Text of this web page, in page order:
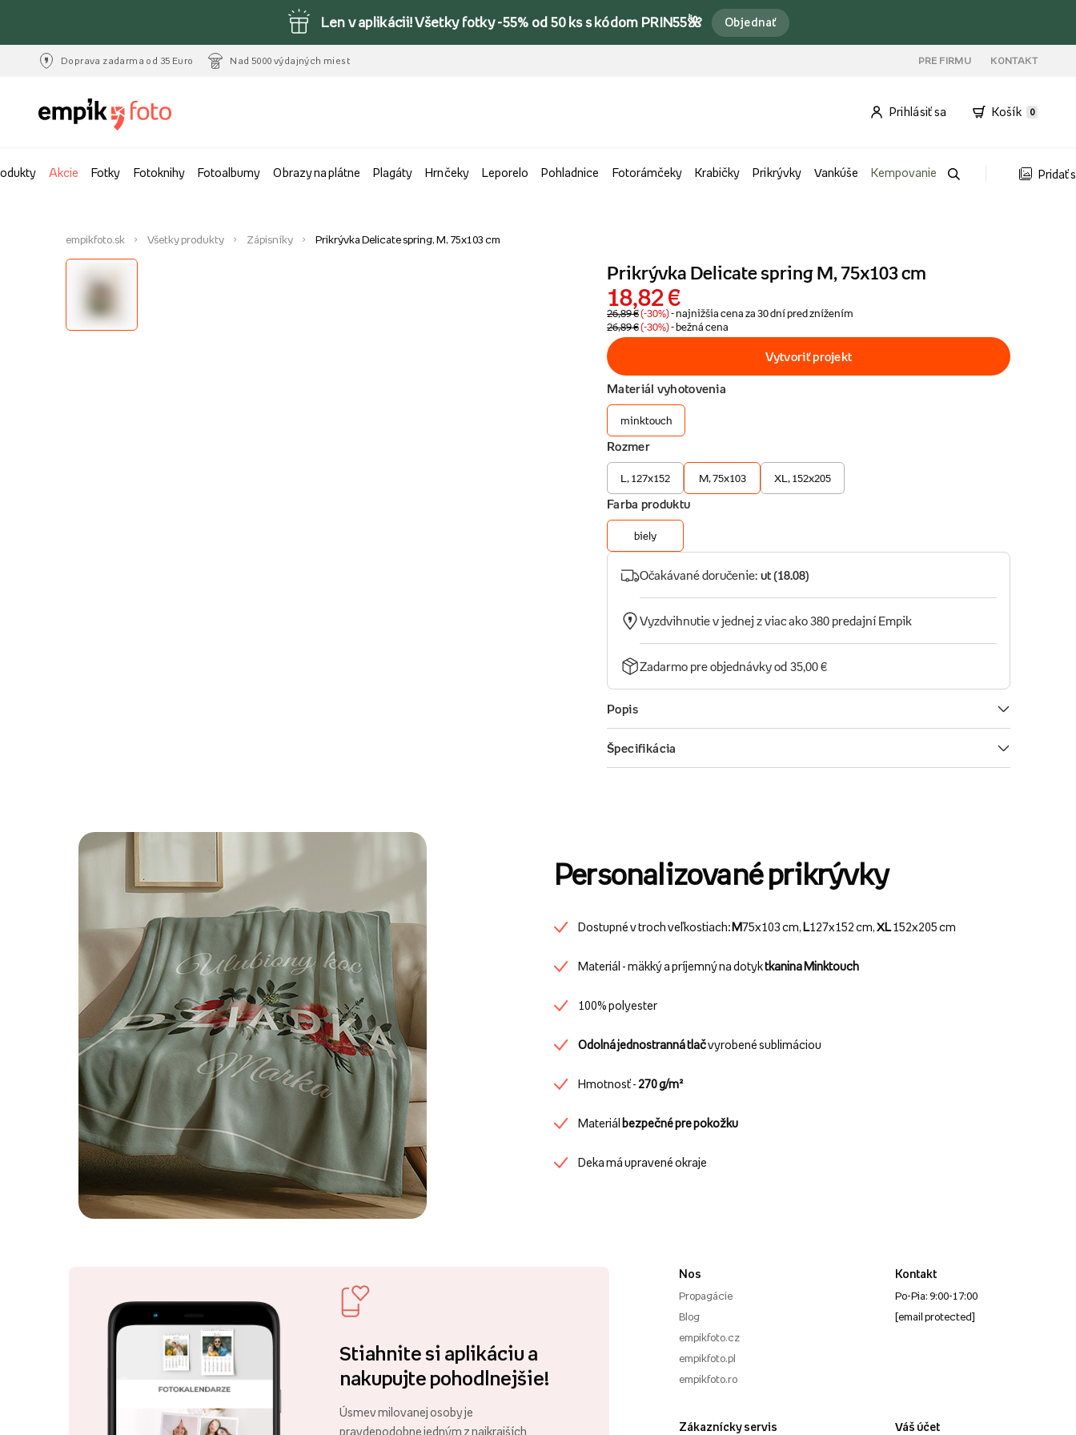
Len v aplikácii! Všetky fotky -55% od 50 ks s kódom PRIN55🌺 Objednať
Doprava zadarma od 35 Euro Nad 5000 výdajných miest PRE FIRMU KONTAKT
Prihlásiť sa Košík 0
Akcie Fotky Fotoknihy Fotoalbumy Obrazy na plátne Plagáty Hrnčeky Leporelo Pohladnice Fotorámčeky Krabičky Prikrývky Vankúše Kempovanie Pridať
empikfoto.sk Všetky produkty Zápisníky Prikrývka Delicate spring, M, 75x103 cm
Personalizované prikrývky
Dostupné v troch veľkostiach: M75x103 cm, L127x152 cm, XL152x205 cm
Materiál - mäkký a príjemný na dotyktkanina Minktouch
100% polyester
Odolná jednostranná tlačvyrobené sublimáciou
Hmotnosť - 270 g/m²
Materiál bezpečné pre pokožku
Deka má upravené okraje
Stiahnite si aplikáciu a
nakupujte pohodlnejšie!
Úsmev milovanej osoby je
pravdepodobne jedným z najkrajších
Nos
Propagácie
Blog
empikfoto.cz
empikfoto.pl
empikfoto.ro
Zákaznícky servis
Kontakt
Po-Pia: 9:00-17:00
[email protected]
Váš účet